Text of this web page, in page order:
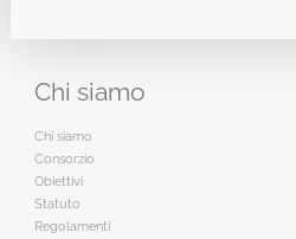
Chi siamo
Chi siamo
Consorzio
Obiettivi
Statuto
Regolamenti